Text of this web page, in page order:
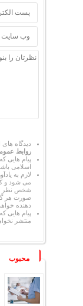
دیدگاه
روابط
پیام هایی
اسلامی
لازم به
می شود و
شخص نظر
صورت هر
دهنده
پیام هایی
منتشر
محبوب